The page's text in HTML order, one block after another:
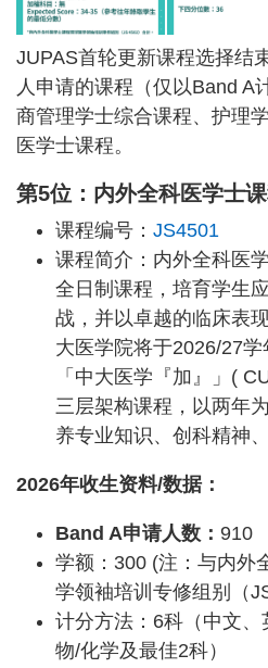
JUPAS首轮更新课程选择结
人申请的课程（仅以Band A
商管理学士综合课程、护理
医学士课程。
第5位：内外全科医学士
课程编号： JS4501
课程简介：内外全科医
全日制课程，培育学生
战，并以卓越的临床表
大医学院将于2026/27
「中大医学『加』」(
三层架构课程，以两年
养专业知识、创科精神
2026年收生资料/数据：
Band A申请人数： 910
学额：300 (注：与内外
学领袖培训专修组别（
计分方法：6科（中文
物/化学及最佳2科）